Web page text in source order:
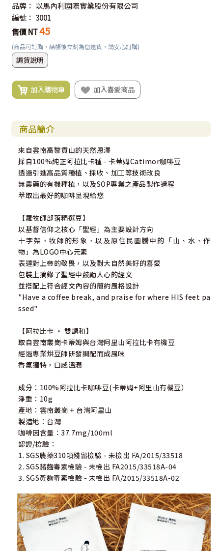
品牌： 以馬內利國際實業股份有限公司
編號： 3001
售價 NT45
(商品可訂購，結帳後立刻為您進貨，請安心訂購)
調貨說明
加入購物車 加入喜愛商品
商品簡介
來自雲南高黎貢山的天然恩澤
採自100%純正阿拉比卡種 - 卡蒂姆Catimor咖啡豆
透過引進高品質種植、採收、加工等技術改良
無農藥的有機種植，以及SOP專業之產品製作過程
萃取出最好的咖啡呈現給您
【羅牧師部落精選豆】
以基督信仰之核心「聖經」為主要設計方向
十字架、牧師的形象、以及原住民圖騰中的「山、水、作
物」為LOGO中心元素
表達對上帝的敬畏，以及對大自然美好的喜愛
包裝上摘錄了聖經中鼓勵人心的經文
並搭配上符合經文內容的簡約風格設計
"Have a coffee break, and praise for where HIS feet pa
ssed"
【阿拉比卡 ‧ 雙調和】
取自雲南叢崗卡蒂姆與台灣阿里山阿拉比卡有機豆
經過專業烘豆師研發調配而成風味
香氣獨特，口感溫潤
成分：100%阿拉比卡咖啡豆(卡蒂姆+阿里山有機豆）
淨重：10g
產地：雲南叢崗 + 台灣阿里山
製造地：台灣
咖啡因含量：37.7mg/100ml
認證/檢驗：
1. SGS農藥310項殘留檢驗 - 未檢出 FA/2015/33518
2. SGS赭麴毒素檢驗 - 未檢出 FA2015/33518A-04
3. SGS黃麴毒素檢驗 - 未檢出 FA/2015/33518A-02